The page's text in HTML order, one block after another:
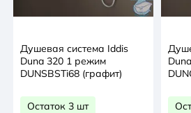
Душевая система Iddis
Duna 320 1 режим
DUNSBSTi68 (графит)
Остаток 3 шт